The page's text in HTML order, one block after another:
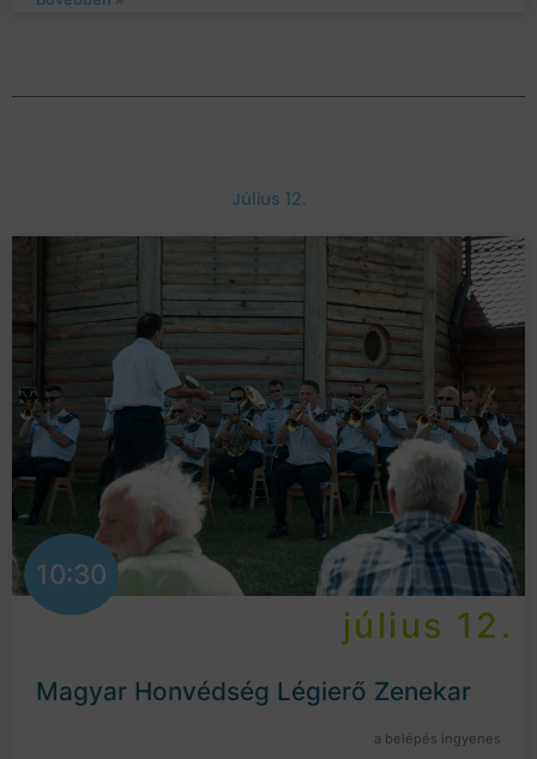
Július 12.
10:30
július 12.
Magyar Honvédség Légierő Zenekar
a belépés ingyenes